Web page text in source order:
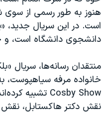
هنوز به طور رسمی از
است. در این سریال جدید،
دانشجوی دانشگاه است، و
منتقدان رسانه‌ها، سریال
خانواده مرفه سیاهپوست،
Cosby Show تشبیه
نقش دکتر هاکستابل، نقش